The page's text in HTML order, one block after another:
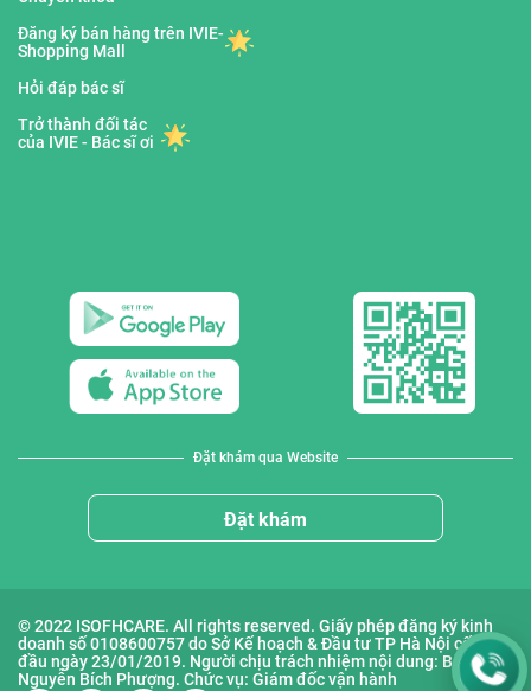
Đăng ký bán hàng trên IVIE-
Shopping Mall
Hỏi đáp bác sĩ
Trở thành đối tác
của IVIE - Bác sĩ ơi
Đặt khám qua Website
Đặt khám
© 2022 ISOFHCARE. All rights reserved. Giấy phép đăng ký kinh
doanh số 0108600757 do Sở Kế hoạch & Đầu tư TP Hà Nội cấp lần
đầu ngày 23/01/2019. Người chịu trách nhiệm nội dung: Bà
Nguyễn Bích Phượng. Chức vụ: Giám đốc vận hành